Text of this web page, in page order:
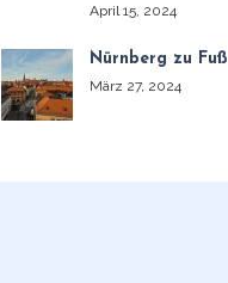
April 15, 2024
Nürnberg zu Fuß
März 27, 2024